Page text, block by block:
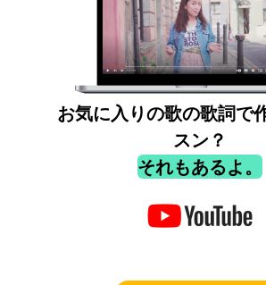
お気に入りの歌の歌詞で
スン？
それもあるよ。